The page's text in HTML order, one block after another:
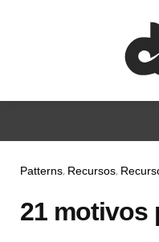
Patterns Recursos
21 motivos